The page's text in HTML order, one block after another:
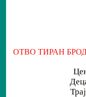
ОТВО ТИРАН